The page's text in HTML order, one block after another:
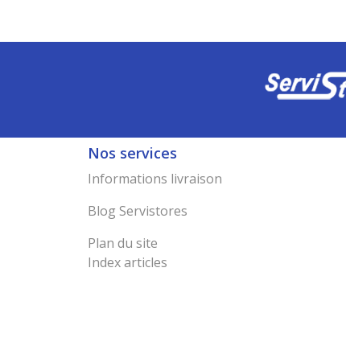
Nos services
Informations livraison
Blog Servistores
Plan du site
Index articles